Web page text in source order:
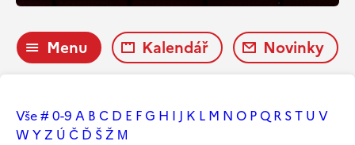
Menu Kalendář Novinky
Vše# 0-9 A B C D E FG H I J K L M N O PQ R ST U V
W YZ Ú Č Ď ŠŽ М